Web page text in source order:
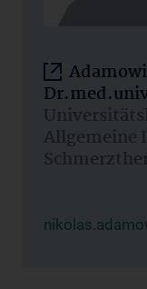
Allgemeine